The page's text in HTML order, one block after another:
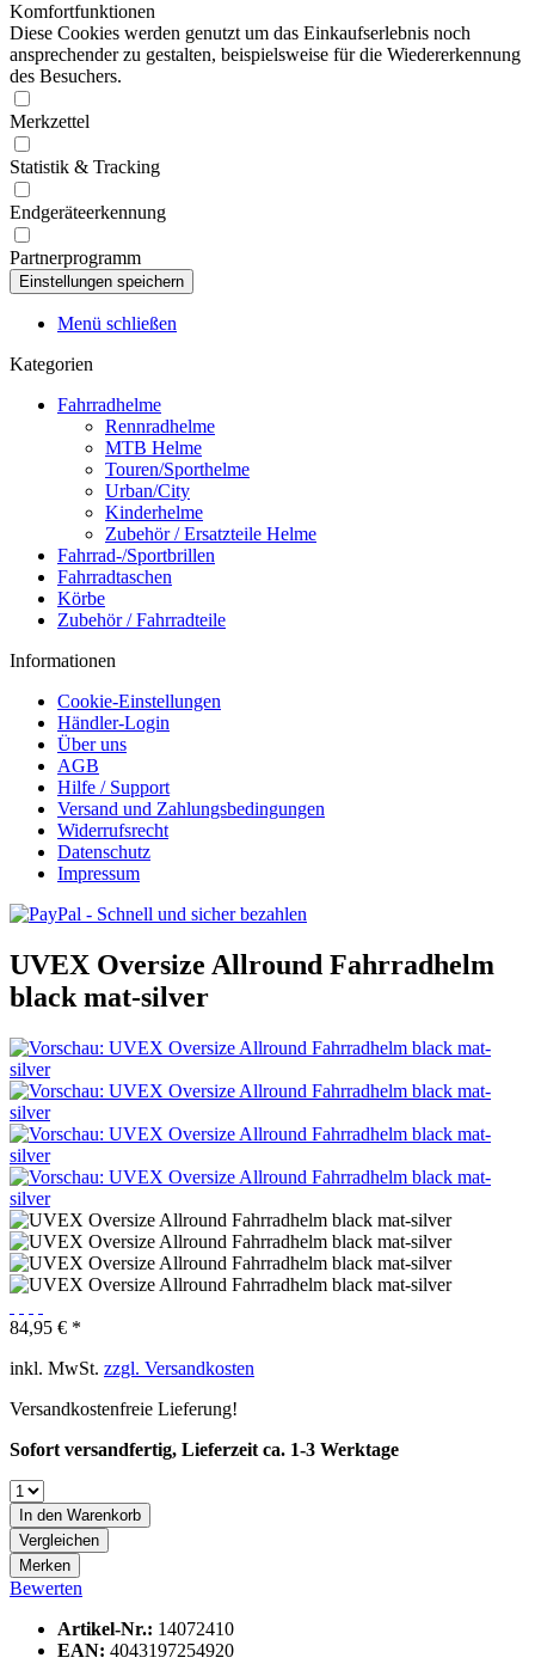
Komfortfunktionen
Diese Cookies werden genutzt um das Einkaufserlebnis noch
ansprechender zu gestalten, beispielsweise für die Wiedererkennung
des Besuchers.
Merkzettel
Statistik & Tracking
Endgeräteerkennung
Partnerprogramm
Menü schließen
Kategorien
Fahrradhelme
Rennradhelme
MTB Helme
Touren/Sporthelme
Urban/City
Kinderhelme
Zubehör / Ersatzteile Helme
Fahrrad-/Sportbrillen
Fahrradtaschen
Körbe
Zubehör / Fahrradteile
Informationen
Cookie-Einstellungen
Händler-Login
Über uns
AGB
Hilfe / Support
Versand und Zahlungsbedingungen
Widerrufsrecht
Datenschutz
Impressum
UVEX Oversize Allround Fahrradhelm
black mat-silver
84,95 € *
inkl. MwSt. zzgl. Versandkosten
Versandkostenfreie Lieferung!
Sofort versandfertig, Lieferzeit ca. 1-3 Werktage
In den Warenkorb
Vergleichen
Merken
Bewerten
Artikel-Nr.: 14072410
EAN: 4043197254920